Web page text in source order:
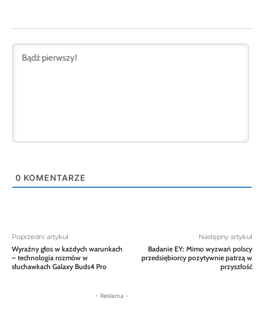
0 KOMENTARZE
Poprzedni artykuł
Wyraźny głos w każdych warunkach
– technologia rozmów w
słuchawkach Galaxy Buds4 Pro
Następny artykuł
Badanie EY: Mimo wyzwań polscy
przedsiębiorcy pozytywnie patrzą w
przyszłość
- Reklama -